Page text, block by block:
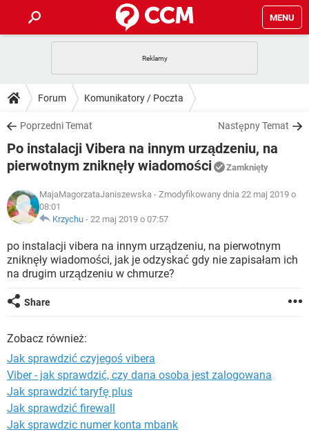
MENU
GRY WHATSAPP
SPOTIFY
INSTAGRAM FACEBOOK
WINDOWS 10
PORADY
PlayStation TIKTOK
SPOTIFY NETFLIX
WINDOWS 10
DO POBRANIA
ANDROID TIKTOK
GRY WHATSAPP
IOS NETFLIX
INSTAGRAM FACEBOOK
WINDOWS 10
FORUM
GRY
INSTAGRAM FACEBOOK
WINDOWS 10
ARTYKUŁY
COVID-19 TIKTOK
GRY WHATSAPP
SPOTIFY NETFLIX
Forum Komunikatory / Poczta
Poprzedni Temat Następny Temat
Po instalacji Vibera na innym urządzeniu, na
pierwotnym zniknęły wiadomości
Zamknięty
MajaMagorzataJaniszewska - Zmodyfikowany dnia 22 maj 2019 o
08:01
Krzychu -22 maj 2019 o 07:57
po instalacji vibera na innym urządzeniu, na pierwotnym
zniknęły wiadomości, jak je odzyskać gdy nie zapisałam ich
na drugim urządzeniu w chmurze?
Share
Zobacz również:
Jak sprawdzić czyjegoś vibera
Viber - jak sprawdzić, czy dana osoba jest zalogowana
Jak sprawdzić taryfę plus
Jak sprawdzić firewall
Jak sprawdzic numer konta mbank